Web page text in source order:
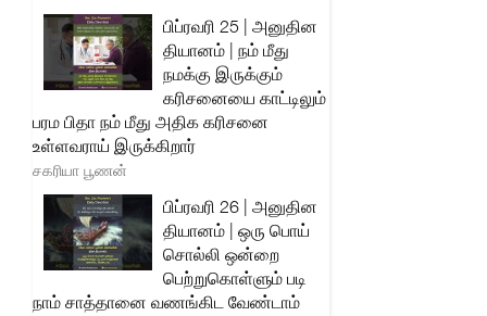
பிப்ரவரி 25 | அனுதின
தியானம் | நம் மீது
நமக்கு இருக்கும்
கரிசனையை காட்டிலும்
பரம பிதா நம் மீது அதிக கரிசனை
உள்ளவராய் இருக்கிறார்
சகரியா பூணன்
பிப்ரவரி 26 | அனுதின
தியானம் | ஒரு பொய்
சொல்லி ஒன்றை
பெற்றுகொள்ளும் படி
நாம் சாத்தானை வணங்கிட வேண்டாம்